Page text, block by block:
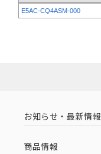
E5AC-CQ4ASM-000
お知らせ・最新情報
商品情報